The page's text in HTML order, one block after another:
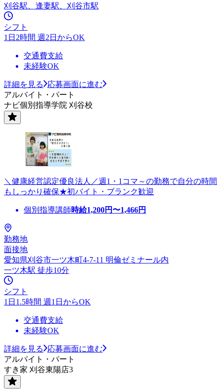
刈谷駅、逢妻駅、刈谷市駅
シフト
1日2時間 週2日からOK
交通費支給
未経験OK
詳細を見る
応募画面に進む
アルバイト・パート
ナビ個別指導学院 刈谷校
＼健康経営認定優良法人／週1・1コマ～の勤務で自分の時間
もしっかり確保★初バイト・ブランク歓迎
個別指導講師時給1,200円〜1,466円
勤務地
面接地
愛知県刈谷市一ツ木町4-7-11 明倫ゼミナール内
一ツ木駅 徒歩10分
シフト
1日1.5時間 週1日からOK
交通費支給
未経験OK
詳細を見る
応募画面に進む
アルバイト・パート
すき家 刈谷東陽店3